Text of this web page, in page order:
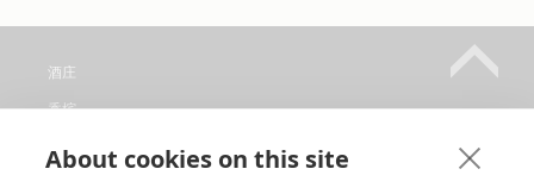
About cookies on this site
酒庄
香槟
销售点